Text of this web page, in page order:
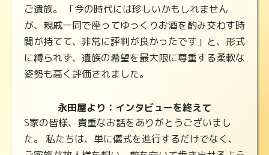
ご遺族。 「今の時代には珍しいかもしれません
が、親戚一同で座ってゆっくりお酒を酌み交わす時
間が持てて、非常に評判が良かったです」と、形式
に縛られず、遺族の希望を最大限に尊重する柔軟な
姿勢も高く評価されました。
永田屋より：インタビューを終えて
S家の皆様、貴重なお話をありがとうございまし
た。 私たちは、単に儀式を進行するだけでなく、